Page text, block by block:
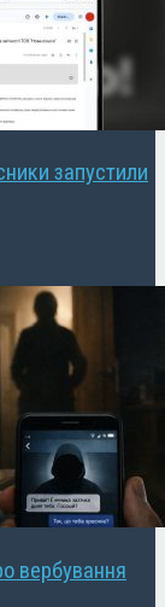
запустили
вербування